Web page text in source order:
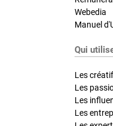
Webedia
Manuel
Qui
Les
Les
Les
Les